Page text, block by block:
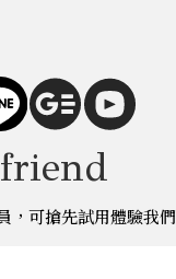
，可搶先試用體驗我